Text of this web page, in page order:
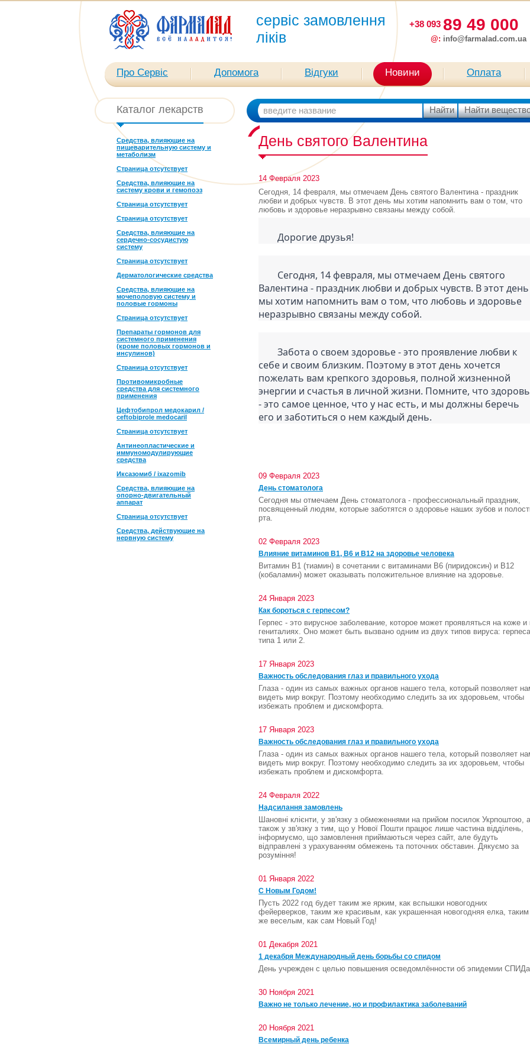
сервіс замовлення
ліків
+38 093 89 49 000
@: info@farmalad.com.ua
Про Сервіс Допомога Відгуки Новини Оплата
Каталог лекарств
Средства, влияющие на
пищеварительную систему и
метаболизм
Страница отсутствует
Средства, влияющие на
систему крови и гемопоэз
Страница отсутствует
Страница отсутствует
Средства, влияющие на
сердечно-сосудистую
систему
Страница отсутствует
Дерматологические средства
Средства, влияющие на
мочеполовую систему и
половые гормоны
Страница отсутствует
Препараты гормонов для
системного применения
(кроме половых гормонов и
инсулинов)
Страница отсутствует
Противомикробные
средства для системного
применения
Цефтобипрол медокарил /
ceftobiprole medocaril
Страница отсутствует
Антинеопластические и
иммуномодулирующие
средства
Иксазомиб / ixazomib
Средства, влияющие на
опорно-двигательный
аппарат
Страница отсутствует
Средства, действующие на
нервную систему
День святого Валентина
14 Февраля 2023
Сегодня, 14 февраля, мы отмечаем День святого Валентина - праздник
любви и добрых чувств. В этот день мы хотим напомнить вам о том, что
любовь и здоровье неразрывно связаны между собой.
	Дорогие друзья!
Валентина - праздник любви и добрых чувств. В этот день
мы хотим напомнить вам о том, что любовь и здоровье
неразрывно связаны между собой.
себе и своим близким. Поэтому в этот день хочется
пожелать вам крепкого здоровья, полной жизненной
энергии и счастья в личной жизни. Помните, что
- это самое ценное, что у нас есть, и мы должны беречь
его и заботиться о нем каждый день.
09 Февраля 2023
День стоматолога
Сегодня мы отмечаем День стоматолога - профессиональный праздник,
посвященный людям, которые заботятся о здоровье наших зубов и
рта.
02 Февраля 2023
Влияние витаминов В1, В6 и В12 на здоровье человека
Витамин B1 (тиамин) в сочетании с витаминами B6 (пиридоксин) и B12
(кобаламин) может оказывать положительное влияние на здоровье.
24 Января 2023
Как бороться с герпесом?
Герпес - это вирусное заболевание, которое может проявляться на коже и
гениталиях. Оно может быть вызвано одним из двух типов вируса: герпеса
типа 1 или 2.
17 Января 2023
Важность обследования глаз и правильного ухода
Глаза - один из самых важных органов нашего тела, который позволяет
видеть мир вокруг. Поэтому необходимо следить за их здоровьем, чтобы
избежать проблем и дискомфорта.
17 Января 2023
Важность обследования глаз и правильного ухода
Глаза - один из самых важных органов нашего тела, который позволяет
видеть мир вокруг. Поэтому необходимо следить за их здоровьем, чтобы
избежать проблем и дискомфорта.
24 Февраля 2022
Надсилання замовлень
Шановні клієнти, у зв'язку з обмеженнями на прийом посилок Укрпоштою, а
також у зв'язку з тим, що у Нової Пошти працює лише частина відділень,
інформуємо, що замовлення приймаються через сайт, але будуть
відправлені з урахуванням обмежень та поточних обставин. Дякуємо за
розуміння!
01 Января 2022
С Новым Годом!
Пусть 2022 год будет таким же ярким, как вспышки новогодних
фейерверков, таким же красивым, как украшенная новогодняя елка, таким
же веселым, как сам Новый Год!
01 Декабря 2021
1 декабря Международный день борьбы со спидом
День учрежден с целью повышения осведомлённости об эпидемии СПИДа
30 Ноября 2021
Важно не только лечение, но и профилактика заболеваний
20 Ноября 2021
Всемирный день ребенка